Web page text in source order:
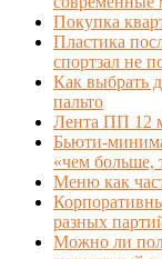
Покупка
Пластика
спортзал не
Как выбрать
пальто
Лента ПП 12
Бьюти-
«чем больше,
Меню как
разных
Можно ли